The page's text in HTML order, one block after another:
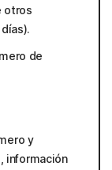
otros
de
y
información